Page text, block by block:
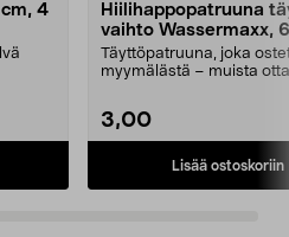
4
Hiilihappopatruuna
vaihto Wassermaxx,
Täyttöpatruuna, joka
myymälästä – muista
3,00
Lisää ostoskoriin